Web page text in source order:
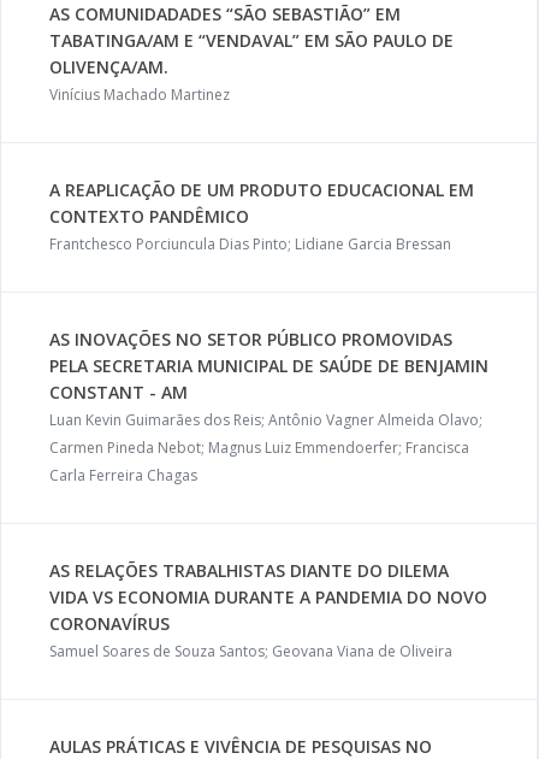
AS COMUNIDADADES “SÃO SEBASTIÃO” EM
TABATINGA/AM E “VENDAVAL” EM SÃO PAULO DE
OLIVENÇA/AM.
Vinícius Machado Martinez
A REAPLICAÇÃO DE UM PRODUTO EDUCACIONAL EM
CONTEXTO PANDÊMICO
Frantchesco Porciuncula Dias Pinto; Lidiane Garcia Bressan
AS INOVAÇÕES NO SETOR PÚBLICO PROMOVIDAS
PELA SECRETARIA MUNICIPAL DE SAÚDE DE BENJAMIN
CONSTANT - AM
Luan Kevin Guimarães dos Reis; Antônio Vagner Almeida Olavo;
Carmen Pineda Nebot; Magnus Luiz Emmendoerfer; Francisca
Carla Ferreira Chagas
AS RELAÇÕES TRABALHISTAS DIANTE DO DILEMA
VIDA VS ECONOMIA DURANTE A PANDEMIA DO NOVO
CORONAVÍRUS
Samuel Soares de Souza Santos; Geovana Viana de Oliveira
AULAS PRÁTICAS E VIVÊNCIA DE PESQUISAS NO